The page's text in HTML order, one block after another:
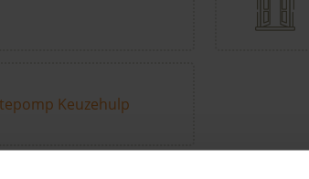
Keuzehulp